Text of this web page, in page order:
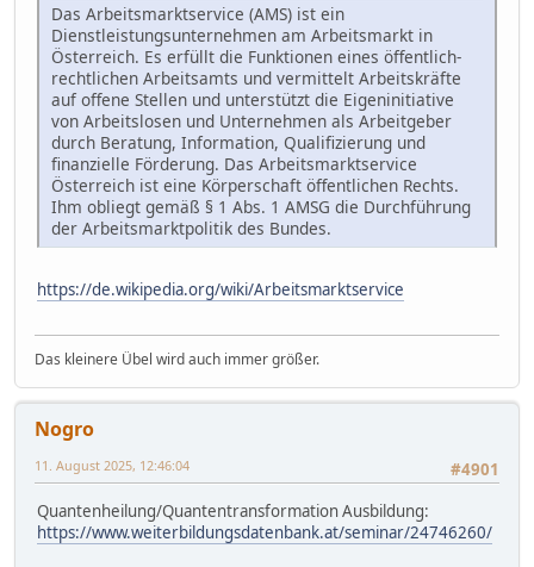
Das Arbeitsmarktservice (AMS) ist ein
Dienstleistungsunternehmen am Arbeitsmarkt in
Österreich. Es erfüllt die Funktionen eines öffentlich-
rechtlichen Arbeitsamts und vermittelt Arbeitskräfte
auf offene Stellen und unterstützt die Eigeninitiative
von Arbeitslosen und Unternehmen als Arbeitgeber
durch Beratung, Information, Qualifizierung und
finanzielle Förderung. Das Arbeitsmarktservice
Österreich ist eine Körperschaft öffentlichen Rechts.
Ihm obliegt gemäß § 1 Abs. 1 AMSG die Durchführung
der Arbeitsmarktpolitik des Bundes.
https://de.wikipedia.org/wiki/Arbeitsmarktservice
Das kleinere Übel wird auch immer größer.
Nogro
#4901
11. August 2025, 12:46:04
Quantenheilung/Quantentransformation Ausbildung:
https://www.weiterbildungsdatenbank.at/seminar/24746260/